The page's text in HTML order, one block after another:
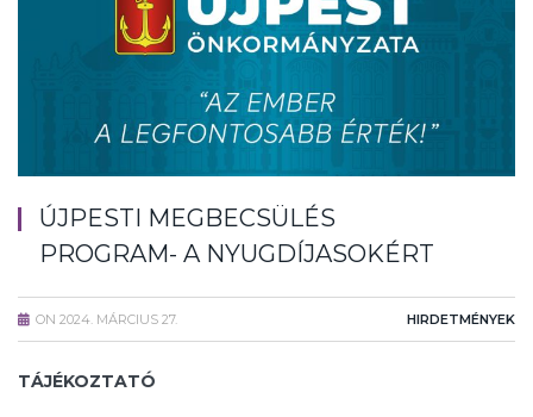
ÚJPESTI MEGBECSÜLÉS
PROGRAM- A NYUGDÍJASOKÉRT
ON 2024. MÁRCIUS 27. HIRDETMÉNYEK
TÁJÉKOZTATÓ